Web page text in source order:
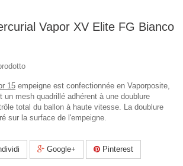
Vapor XV Elite FG Bianco
15 empeigne est confectionnée en Vaporposite,
un mesh quadrillé adhérent à une doublure
total du ballon à haute vitesse. La doublure
sur la surface de l'empeigne.
Google+ Pinterest